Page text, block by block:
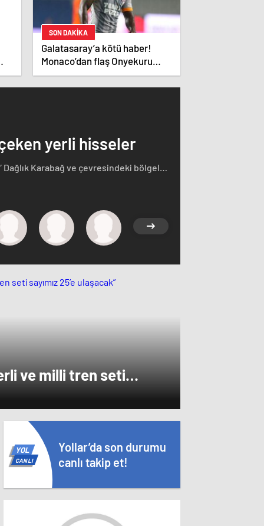
SON DAKİKA
Galatasaray’a kötü haber!
Monaco’dan flaş Onyekuru
kararı.
yerli hisseler
Karabağ ve çevresindeki bölgeler
ve milli tren seti
Yollar’da son durumu
canlı takip et!
YOL
CANLI